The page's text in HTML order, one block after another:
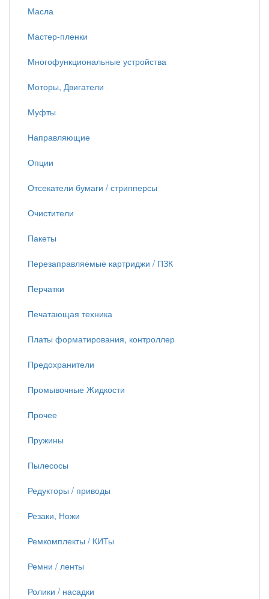
Масла
Мастер-пленки
Многофункциональные устройства
Моторы, Двигатели
Муфты
Направляющие
Опции
Отсекатели бумаги / стрипперсы
Очистители
Пакеты
Перезаправляемые картриджи / ПЗК
Перчатки
Печатающая техника
Платы форматирования, контроллер
Предохранители
Промывочные Жидкости
Прочее
Пружины
Пылесосы
Редукторы / приводы
Резаки, Ножи
Ремкомплекты / КИТы
Ремни / ленты
Ролики / насадки